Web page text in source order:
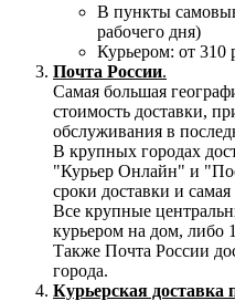
В пункты
рабочего дня)
Курьером: от 310
Почта России.
Самая большая
стоимость доставки,
обслуживания в
В крупных городах
"Курьер Онлайн" и
сроки доставки и
Все крупные
курьером на дом, либо
Также Почта России
города.
Курьерская доставка